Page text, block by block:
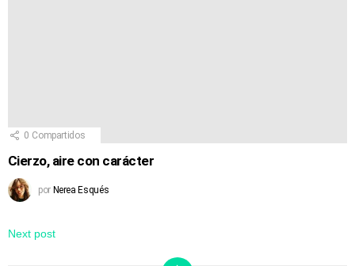
0 Compartidos
Cierzo, aire con carácter
por Nerea Esqués
Next post